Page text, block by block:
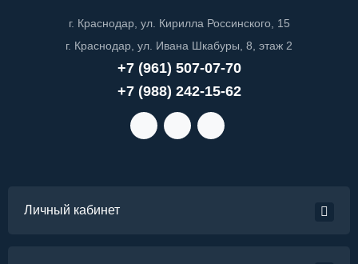
г. Краснодар, ул. Кирилла Россинского, 15
г. Краснодар, ул. Ивана Шкабуры, 8, этаж 2
+7 (961) 507-07-70
+7 (988) 242-15-62
Личный кабинет